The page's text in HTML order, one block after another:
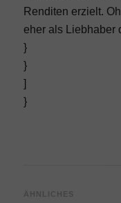
Renditen erzielt.
eher als Liebhaber
}
}
]
}
ÄHNLICHES